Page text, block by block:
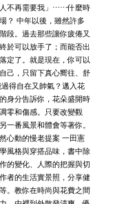
人不再需要我」⋯⋯什麼時
？ 中年以後，雖然許多
段。過去那些讓你疲倦又
於可以放手了；而能否出
定了。就是現在，你可以
己，只留下真心嚮往、舒
得自在又帥氣？邁入花
身分告訴你，花朵盛開時
零和傷感。只要改變觀
一番風景和體會等著你。
心動的慢老提案 一田憲
風格與穿搭品味，書中除
的變化、人際的把握與切
者的生活實景照，分享健
。教你在時尚與花費之間